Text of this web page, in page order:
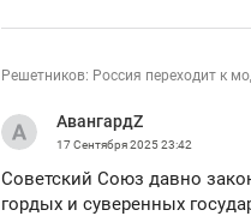
Решетников: Россия переходит к
АвангардZ
17 Сентября 202523:42
Советский Союз давно
гордых и суверенных